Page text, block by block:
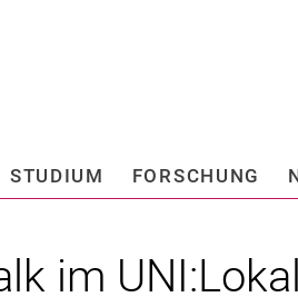
Springe direkt zu:
STUDIUM FORSCHUNG
im